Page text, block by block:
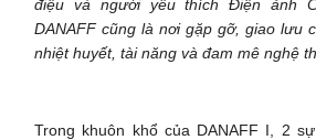
điệu và người yêu thích Điện ảnh
DANAFF cũng là nơi gặp gỡ, giao lưu
nhiệt huyết, tài năng và đam mê nghệ
Trong khuôn khổ của DANAFF I, 2